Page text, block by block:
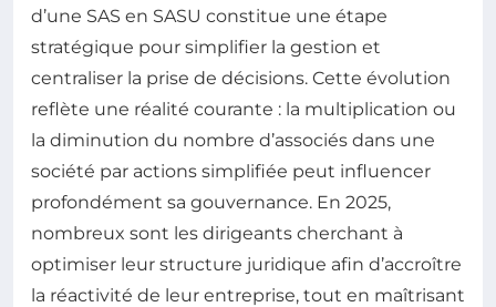
d’une SAS en SASU constitue une étape
stratégique pour simplifier la gestion et
centraliser la prise de décisions. Cette évolution
reflète une réalité courante : la multiplication ou
la diminution du nombre d’associés dans une
société par actions simplifiée peut influencer
profondément sa gouvernance. En 2025,
nombreux sont les dirigeants cherchant à
optimiser leur structure juridique afin d’accroître
la réactivité de leur entreprise, tout en maîtrisant